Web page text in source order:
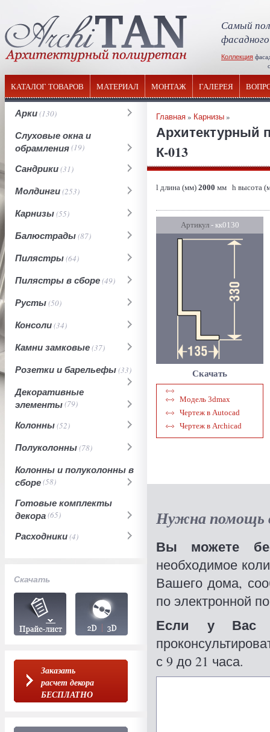
Самый
Коллекция
КАТАЛОГ ТОВАРОВ МАТЕРИАЛ МОНТАЖ ГАЛЕРЕЯ
Арки(130)
Слуховые окна и
обрамления(19)
Сандрики(31)
Молдинги(253)
Карнизы(55)
Балюстрады(87)
Пилястры(64)
Пилястры в сборе(49)
Русты(50)
Консоли(34)
Камни замковые(37)
Розетки и барельефы(33)
Декоративные
элементы(79)
Колонны(52)
Полуколонны(78)
Колонны и полуколонны в
сборе(58)
Готовые комплекты
декора(65)
Расходники(4)
Скачать
Заказать
расчет декора
БЕСПЛАТНО
Главная» Карнизы»
Архитектурный
К-013
l длина (мм) 2000 мм h высота
Артикул- кк0130
Скачать
Модель 3dmax
Чертеж в Autocad
Чертеж в Archicad
Нужна помощь
Вы можете
необходимое
Вашего дома,
по электронной
Если у Вас
с 9 до 21 часа.